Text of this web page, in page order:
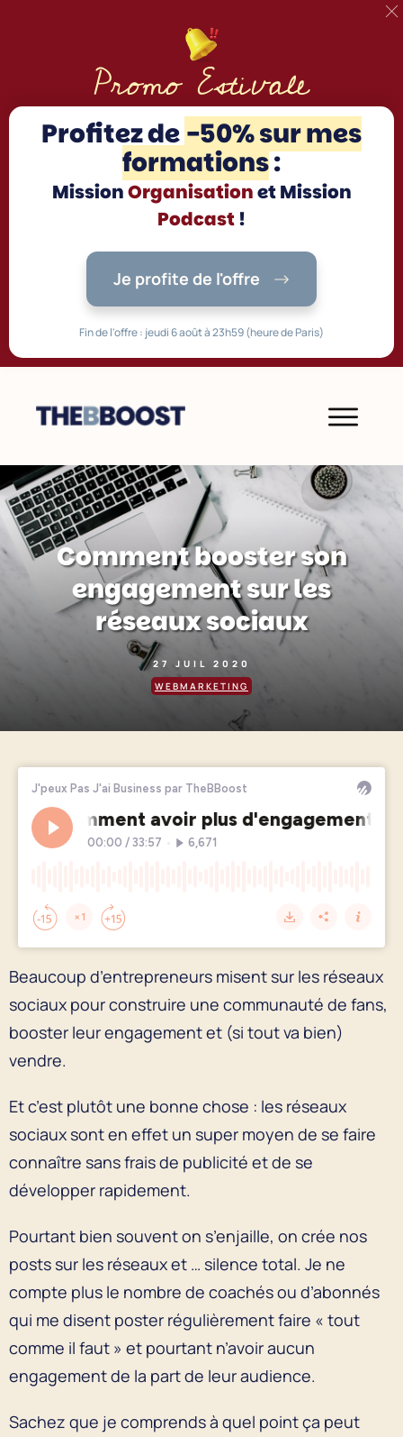
Comment booster son
engagement sur les
réseaux sociaux
27 JUIL 2020
WEBMARKETING
Beaucoup d’entrepreneurs misent sur les réseaux
sociaux pour construire une communauté de fans,
booster leur engagement et (si tout va bien)
vendre.
Et c’est plutôt une bonne chose : les réseaux
sociaux sont en effet un super moyen de se faire
connaître sans frais de publicité et de se
développer rapidement.
Pourtant bien souvent on s’enjaille, on crée nos
posts sur les réseaux et … silence total. Je ne
compte plus le nombre de coachés ou d’abonnés
qui me disent poster régulièrement faire « tout
comme il faut » et pourtant n’avoir aucun
engagement de la part de leur audience.
Sachez que je comprends à quel point ça peut
Promo Estivale
Profitez de -50% sur mes
formations:
MissionOrganisationet Mission
Podcast!
Je profite de l'offre
Fin de l'offre : jeudi 6 août à 23h59 (heure de Paris)